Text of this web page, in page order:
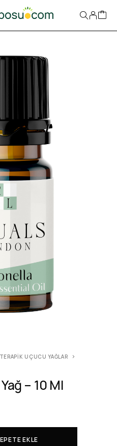
UÇUCU YAĞLAR
– 10 Ml
EKLE